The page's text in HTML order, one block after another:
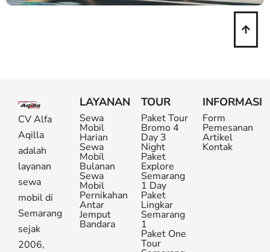
CV Alfa
Aqilla
adalah
layanan
sewa
mobil di
Semarang
sejak
2006,
LAYANAN
Sewa
Mobil
Harian
Sewa
Mobil
Bulanan
Sewa
Mobil
Pernikahan
Antar
Jemput
Bandara
TOUR
Paket Tour
Bromo 4
Day 3
Night
Paket
Explore
Semarang
1 Day
Paket
Lingkar
Semarang
1
Paket One
Tour
INFORMASI
Form
Pemesanan
Artikel
Kontak